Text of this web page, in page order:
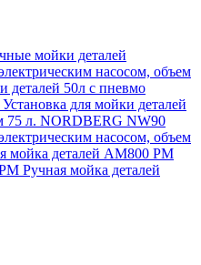
мойки деталей
насосом, объем
деталей 50л с пневмо
Установка для мойки деталей
75 л. NORDBERG NW90
насосом, объем
мойка деталей АМ800 РМ
РМ Ручная мойка деталей